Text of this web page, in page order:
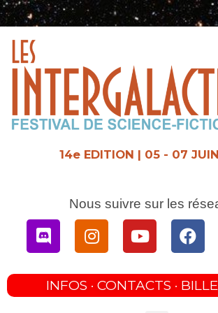
Aller
au
14e EDITION | 05 - 07
Nous suivre sur les
DiscordInstagramYoutube
INFOS · CONTACTS ·